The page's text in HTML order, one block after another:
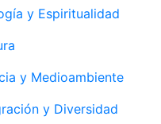
y Espiritualidad
y Medioambiente
y Diversidad